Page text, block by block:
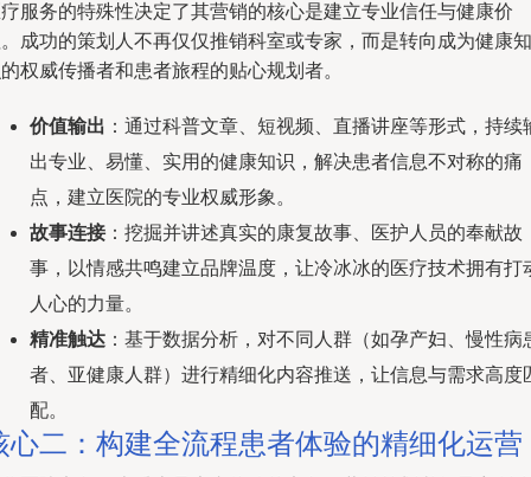
服务的特殊性决定了其营销的核心是建立专业信任与健康价
成功的策划人不再仅仅推销科室或专家，而是转向成为健康知
权威传播者和患者旅程的贴心规划者。
价值输出 ：通过科普文章、短视频、直播讲座等形式，持续
出专业、易懂、实用的健康知识，解决患者信息不对称的痛
点，建立医院的专业权威形象。
故事连接：挖掘并讲述真实的康复故事、医护人员的奉献故
事，以情感共鸣建立品牌温度，让冷冰冰的医疗技术拥有打
人心的力量。
精准触达 ：基于数据分析，对不同人群（如孕产妇、慢性病
者、亚健康人群）进行精细化内容推送，让信息与需求高度
配。
心二：构建全流程患者体验的精细化运营